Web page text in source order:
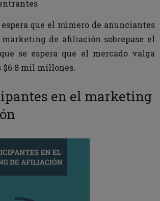
espera que el número de anunciantes
de afiliación sobrepase el
se espera que el mercado valga
$6.8 mil millones.
en el marketing